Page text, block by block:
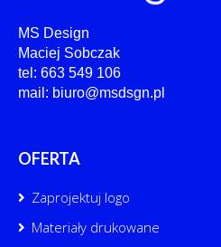
MS Design
Maciej Sobczak
tel: 663 549 106
mail: biuro@msdsgn.pl
OFERTA
Zaprojektuj logo
Materiały drukowane